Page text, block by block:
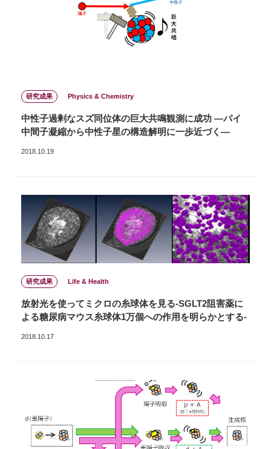
研究成果 Physics & Chemistry
中性子過剰なスズ同位体の巨大共鳴観測に成功 ―パイ
中間子凝縮から中性子星の構造解明に一歩近づく―
2018.10.19
研究成果 Life & Health
放射光を使ってミクロの糸球体を見る-SGLT2阻害薬に
よる糖尿病マウス糸球体1万個への作用を明らかとする-
2018.10.17